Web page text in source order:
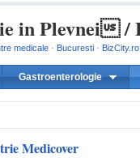
in Plevnei /
medicale · Bucuresti · BizCity.ro
Gastroenterologie
Medicover